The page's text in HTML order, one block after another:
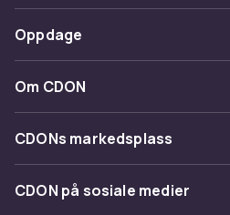
Spor pakke
Angre & returner her
Kontakt oss
Betaling
Levering
Tilbakekallinger
Oppdage
Kategorier
Varemerker
Om CDON
Om oss
Kundeanmeldelser
Jobbe på CDON
CDONs markedsplass
Merchant Help Center
CDON på sosiale medier